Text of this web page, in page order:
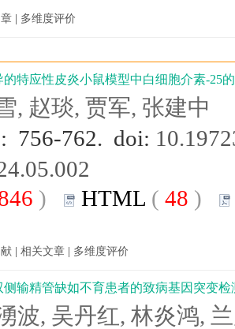
多维度评价
的特应性皮炎小鼠模型中白细胞介素-25
, 赵琰, 贾军, 张建中
756-762. doi:
) HTML ( 48 )
相关文章 多维度评价
侧输精管缺如不育患者的致病基因突变检
波, 吴丹红, 林炎鸿,